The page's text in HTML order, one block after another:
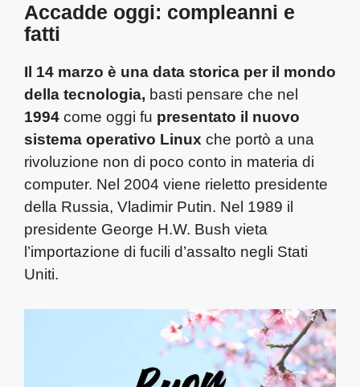
Accadde oggi: compleanni e
fatti
Il 14 marzo è una data storica per il mondo
della tecnologia, basti pensare che nel
1994 come oggi fu presentato il nuovo
sistema operativo Linux che portò a una
rivoluzione non di poco conto in materia di
computer. Nel 2004 viene rieletto presidente
della Russia, Vladimir Putin. Nel 1989 il
presidente George H.W. Bush vieta
l’importazione di fucili d’assalto negli Stati
Uniti.